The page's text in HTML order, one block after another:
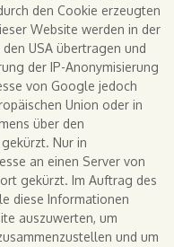
den Cookie erzeugten
Website werden in der
USA übertragen und
der IP-Anonymisierung
von Google jedoch
Union oder in
über den
Nur in
an einen Server von
gekürzt. Im Auftrag des
diese Informationen
auszuwerten, um
und um